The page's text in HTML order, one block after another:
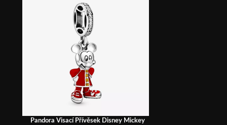
Pandora Visací Přívěsek Disney Mickey